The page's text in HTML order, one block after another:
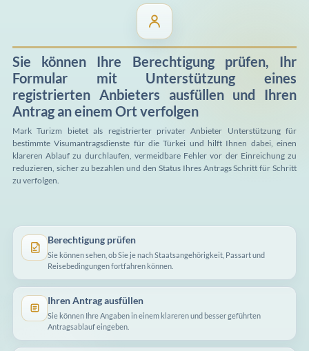
Sie können Ihre Berechtigung prüfen, Ihr
Formular mit Unterstützung eines
registrierten Anbieters ausfüllen und Ihren
Antrag an einem Ort verfolgen
Mark Turizm bietet als registrierter privater Anbieter Unterstützung für
bestimmte Visumantragsdienste für die Türkei und hilft Ihnen dabei, einen
klareren Ablauf zu durchlaufen, vermeidbare Fehler vor der Einreichung zu
reduzieren, sicher zu bezahlen und den Status Ihres Antrags Schritt für Schritt
zu verfolgen.
Berechtigung prüfen
Sie können sehen, ob Sie je nach Staatsangehörigkeit, Passart und
Reisebedingungen fortfahren können.
Ihren Antrag ausfüllen
Sie können Ihre Angaben in einem klareren und besser geführten
Antragsablauf eingeben.